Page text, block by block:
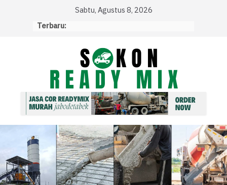
Sabtu, Agustus 8, 2026
Terbaru: